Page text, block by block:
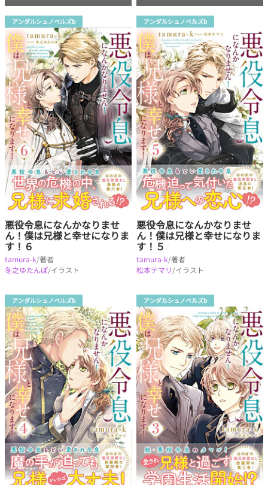
アンダルシュノベルズb
悪役令息になんかなりませ
ん！僕は兄様と幸せになりま
す！６
tamura-k/著者
冬之ゆたんぽ/イラスト
アンダルシュノベルズb
悪役令息になんかなりませ
ん！僕は兄様と幸せになりま
す！５
tamura-k/著者
松本テマリ/イラスト
アンダルシュノベルズb アンダルシュノベルズb